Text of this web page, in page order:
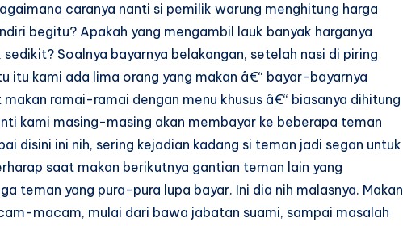
caranya nanti si pemilik warung menghitung harga
begitu? Apakah yang mengambil lauk banyak harganya
Soalnya bayarnya belakangan, setelah nasi di piring
itu kami ada lima orang yang makan â€“ bayar-bayarnya
ramai-ramai dengan menu khusus â€“ biasanya dihitung
kami masing-masing akan membayar ke beberapa teman
disini ini nih, sering kejadian kadang si teman jadi segan untuk
saat makan berikutnya gantian teman lain yang
teman yang pura-pura lupa bayar. Ini dia nih malasnya. Makan
macam, mulai dari bawa jabatan suami, sampai masalah